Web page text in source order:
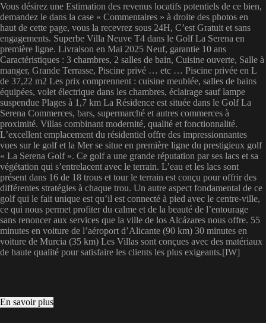
Vous désirez une Estimation des revenus locatifs potentiels de ce bien,
demandez le dans la case « Commentaires » à droite des photos en
haut de cette page, vous la recevrez sous 24H, C’est Gratuit et sans
engagements. Superbe Villa Neuve T4 dans le Golf La Serena en
première ligne. Livraison en Mai 2025 Neuf, garantie 10 ans
Caractéristiques : 3 chambres, 2 salles de bain, Cuisine ouverte, Salle à
manger, Grande Terrasse, Piscine privé … etc … Piscine privée en L
de 37,22 m2 Les prix comprennent : cuisine meublée, salles de bains
équipées, volet électrique dans les chambres, éclairage sauf lampe
suspendue Plages à 1,7 km La Résidence est située dans le Golf La
Serena Commerces, bars, supermarché et autres commerces à
proximité. Villas combinant modernité, qualité et fonctionnalité.
L’excellent emplacement du résidentiel offre des impressionnantes
vues sur le golf et la Mer se situe en première ligne du prestigieux golf
« La Serena Golf ». Ce golf a une grande réputation par ses lacs et sa
végétation qui s’entrelacent avec le terrain. L’eau et les lacs sont
présent dans 16 de 18 trous et tour le terrain est conçu pour offrir des
différentes stratégies à chaque trou. Un autre aspect fondamental de ce
golf qui le fait unique est qu’il est connecté à pied avec le centre-ville,
ce qui nous permet profiter du calme et de la beauté de l’entourage
sans renoncer aux services que la ville de los Alcázares nous offre. 55
minutes en voiture de l’aéroport d’Alicante (90 km) 30 minutes en
voiture de Murcia (35 km) Les Villas sont conçues avec des matériaux
de haute qualité pour satisfaire les clients les plus exigeants.[IW]
En savoir plus